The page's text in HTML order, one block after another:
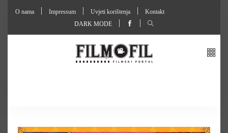
O nama Impressum Uvjeti korištenja
Kontakt
DARK MODE